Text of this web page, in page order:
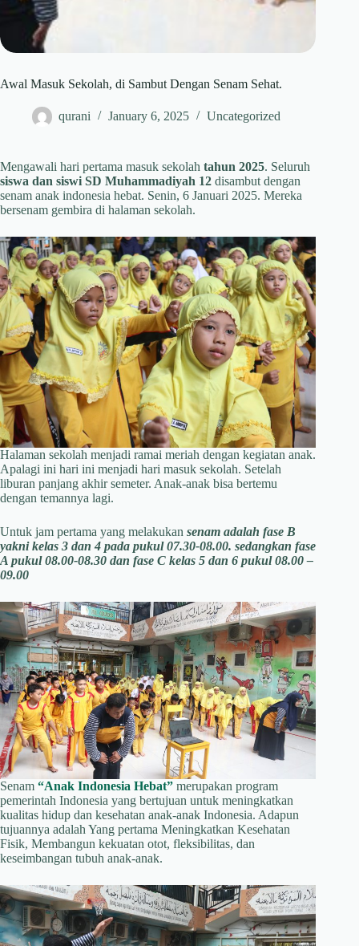
Awal Masuk Sekolah, di Sambut Dengan Senam Sehat.
qurani January 6, 2025 Uncategorized
Mengawali hari pertama masuk sekolah tahun 2025. Seluruh
siswa dan siswi SD Muhammadiyah 12 disambut dengan
senam anak indonesia hebat. Senin, 6 Januari 2025. Mereka
bersenam gembira di halaman sekolah.
Halaman sekolah menjadi ramai meriah dengan kegiatan anak.
Apalagi ini hari ini menjadi hari masuk sekolah. Setelah
liburan panjang akhir semeter. Anak-anak bisa bertemu
dengan temannya lagi.
Untuk jam pertama yang melakukan senam adalah fase B
yakni kelas 3 dan 4 pada pukul 07.30-08.00. sedangkan fase
A pukul 08.00-08.30 dan fase C kelas 5 dan 6 pukul 08.00 –
09.00
Senam “Anak Indonesia Hebat” merupakan program
pemerintah Indonesia yang bertujuan untuk meningkatkan
kualitas hidup dan kesehatan anak-anak Indonesia. Adapun
tujuannya adalah Yang pertama Meningkatkan Kesehatan
Fisik, Membangun kekuatan otot, fleksibilitas, dan
keseimbangan tubuh anak-anak.